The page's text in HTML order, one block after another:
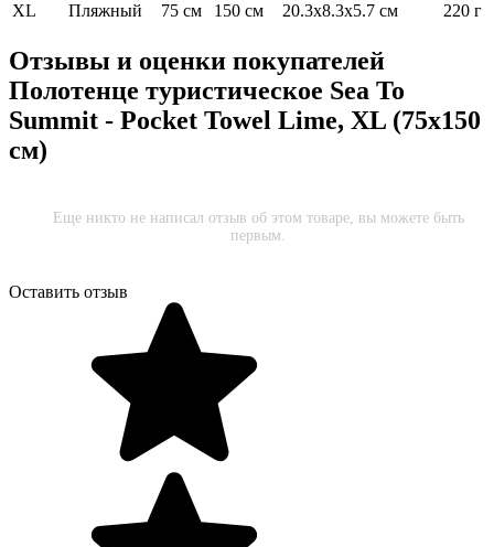
XL
Пляжный 75 см 150 см 20.3x8.3x5.7 см 220 г
Отзывы и оценки покупателей
Полотенце туристическое Sea To
Summit - Pocket Towel Lime, XL (75x150
см)
Еще никто не написал отзыв об этом товаре, вы можете быть
первым.
Оставить отзыв